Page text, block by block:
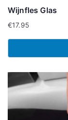
Wijnfles Glas
€17.95